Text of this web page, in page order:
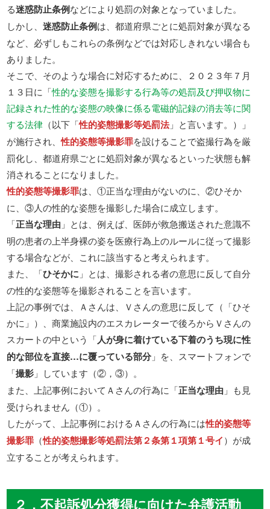
る迷惑防止条例などにより処罰の対象となっていました。
しかし、迷惑防止条例は、都道府県ごとに処罰対象が異なる
など、必ずしもこれらの条例などでは対応しきれない場合も
ありました。
そこで、そのような場合に対応するために、２０２３年７月
１３日に「性的な姿態を撮影する行為等の処罰及び押収物に
記録された性的な姿態の映像に係る電磁的記録の消去等に関
する法律 （以下「性的姿態撮影等処罰法」と言います。）」
が施行され、性的姿態等撮影罪を設けることで盗撮行為を厳
罰化し、都道府県ごとに処罰対象が異なるといった状態も解
消されることになりました。
性的姿態等撮影罪は、①正当な理由がないのに、②ひそか
に、③人の性的な姿態を撮影した場合に成立します。
「正当な理由 」とは、例えば、医師が救急搬送された意識不
明の患者の上半身裸の姿を医療行為上のルールに従って撮影
する場合などが、これに該当すると考えられます。
また、「ひそかに 」とは、撮影される者の意思に反して自分
の性的な姿態等を撮影されることを言います。
上記の事例では、Ａさんは、Ｖさんの意思に反して（「ひそ
かに」）、商業施設内のエスカレーターで後ろからＶさんの
スカートの中という「人が身に着けている下着のうち現に性
的な部位を直接…に覆っている部分」を、スマートフォンで
「撮影 」しています（②，③）。
また、上記事例においてＡさんの行為に「正当な理由 」も見
受けられません（①）。
したがって、上記事例におけるＡさんの行為には性的姿態等
撮影罪 （性的姿態撮影等処罰法第２条第１項第１号イ）が成
立することが考えられます。
２，不起訴処分獲得に向けた弁護活動